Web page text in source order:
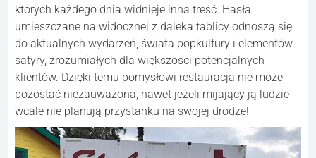
których każdego dnia widnieje inna treść. Hasła
umieszczane na widocznej z daleka tablicy odnoszą się
do aktualnych wydarzeń, świata popkultury i elementów
satyry, zrozumiałych dla większości potencjalnych
klientów. Dzięki temu pomysłowi restauracja nie może
pozostać niezauważona, nawet jeżeli mijający ją ludzie
wcale nie planują przystanku na swojej drodze!